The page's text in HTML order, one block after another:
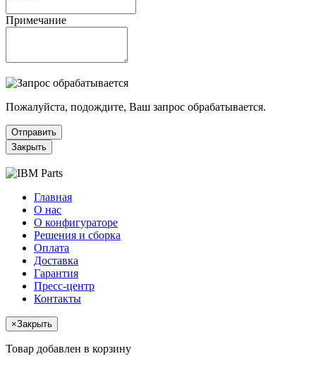
Примечание
Пожалуйста, подождите, Ваш запрос обрабатывается.
Отправить
Закрыть
Главная
О нас
О конфигураторе
Решения и сборка
Оплата
Доставка
Гарантия
Пресс-центр
Контакты
×Закрыть
Товар добавлен в корзину